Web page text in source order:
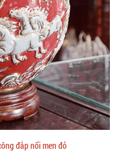
đắp nổi men đỏ